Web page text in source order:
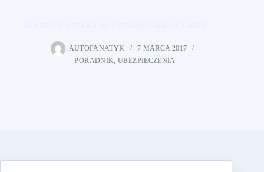
AUTOFANATYK
7 MARCA 2017
PORADNIK,UBEZPIECZENIA